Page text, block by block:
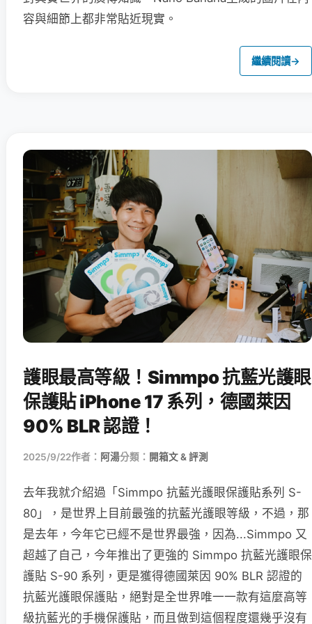
容與細節上都非常貼近現實。
繼續閱讀→
護眼最高等級！Simmpo 抗藍光護眼
保護貼 iPhone 17 系列，德國萊因
90% BLR 認證！
2025/9/22作者： 阿湯分類： 開箱文 & 評測
去年我就介紹過「Simmpo 抗藍光護眼保護貼系列 S-
80」，是世界上目前最強的抗藍光護眼等級，不過，那
是去年，今年它已經不是世界最強，因為...Simmpo 又
超越了自己，今年推出了更強的 Simmpo 抗藍光護眼保
護貼 S-90 系列，更是獲得德國萊因 90% BLR 認證的
抗藍光護眼保護貼，絕對是全世界唯一一款有這麼高等
級抗藍光的手機保護貼，而且做到這個程度還幾乎沒有